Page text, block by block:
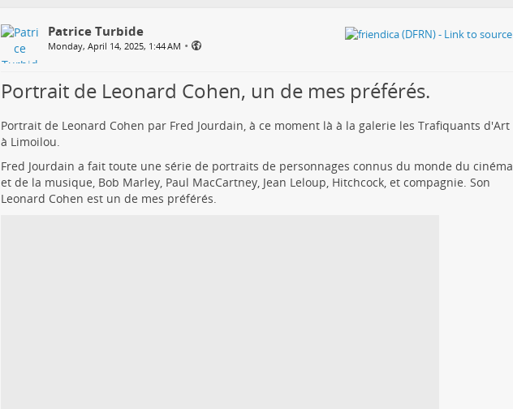
Patrice Turbide
Monday, April 14, 2025, 1:44 AM •
Portrait de Leonard Cohen, un de mes préférés.
Portrait de Leonard Cohen par Fred Jourdain, à ce moment là à la galerie les Trafiquants d'Art
à Limoilou.
Fred Jourdain a fait toute une série de portraits de personnages connus du monde du cinéma
et de la musique, Bob Marley, Paul MacCartney, Jean Leloup, Hitchcock, et compagnie. Son
Leonard Cohen est un de mes préférés.